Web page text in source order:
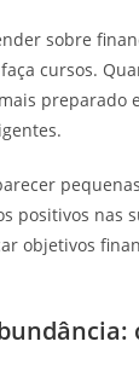
sobre
cursos.
preparado
positivos nas
objetivos